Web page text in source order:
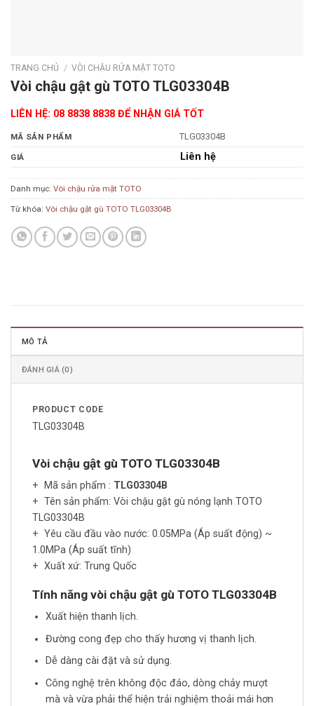
TRANG CHỦ / VÒI CHẬU RỬA MẶT TOTO
Vòi chậu gật gù TOTO TLG03304B
LIÊN HỆ: 08 8838 8838 ĐỂ NHẬN GIÁ TỐT
MÃ SẢN PHẨM TLG03304B
GIÁ Liên hệ
Danh mục: Vòi chậu rửa mặt TOTO
Từ khóa: Vòi chậu gật gù TOTO TLG03304B
MÔ TẢ
ĐÁNH GIÁ (0)
PRODUCT CODE
TLG03304B
Vòi chậu gật gù TOTO TLG03304B
+ Mã sản phẩm : TLG03304B
+ Tên sản phẩm: Vòi chậu gật gù nóng lạnh TOTO
TLG03304B
+ Yêu cầu đầu vào nước: 0.05MPa (Áp suất động) ~
1.0MPa (Áp suất tĩnh)
+ Xuất xứ: Trung Quốc
Tính năng vòi chậu gật gù TOTO TLG03304B
Xuất hiện thanh lịch.
Đường cong đẹp cho thấy hương vị thanh lịch.
Dễ dàng cài đặt và sử dụng.
Công nghệ trên không độc đáo, dòng chảy mượt
mà và vừa phải thể hiện trải nghiệm thoải mái hơn